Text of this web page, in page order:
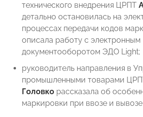
технического внедрения ЦРПТ
детально остановилась на
процессах передачи кодов
описала работу с электронным
документооборотом ЭДО Light;
руководитель направления в
промышленными товарами
Головко рассказала об
маркировки при ввозе и